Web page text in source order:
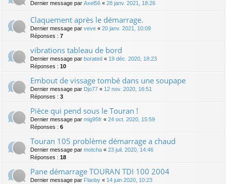
Dernier message par Axel56 « 28 janv. 2021, 18:26
Claquement après le démarrage.
Dernier message par veve « 20 janv. 2021, 10:09
Réponses : 7
vibrations tableau de bord
Dernier message par borated « 19 déc. 2020, 18:23
Réponses : 10
Embout de vissage tombé dans une soupape
Dernier message par Djo77 « 12 nov. 2020, 16:51
Réponses : 3
Pièce qui pend sous le Touran !
Dernier message par mig95fr « 24 oct. 2020, 15:59
Réponses : 6
Touran 105 problème démarrage a chaud
Dernier message par motcha « 23 juil. 2020, 14:46
Réponses : 18
Pane démarrage TOURAN TDI 100 2004
Dernier message par Flanby « 14 juin 2020, 10:23